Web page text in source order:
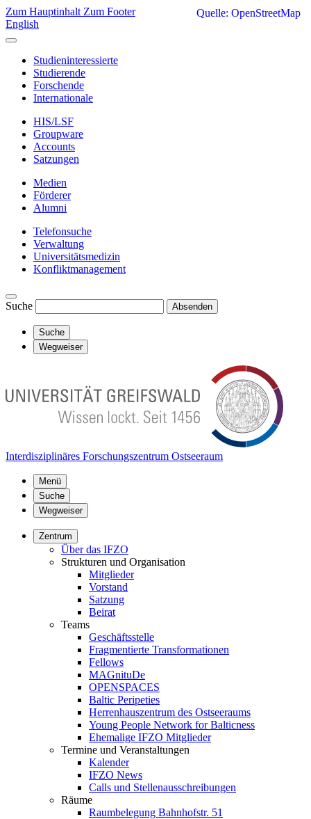
Zum Hauptinhalt Zum Footer
English
Studieninteressierte
Studierende
Forschende
Internationale
HIS/LSF
Groupware
Accounts
Satzungen
Medien
Förderer
Alumni
Telefonsuche
Verwaltung
Universitätsmedizin
Konfliktmanagement
Suche Absenden
Suche
Wegweiser
Interdisziplinäres Forschungszentrum Ostseeraum
Menü
Suche
Wegweiser
Zentrum
Über das IFZO
Strukturen und Organisation
Mitglieder
Vorstand
Satzung
Beirat
Teams
Geschäftsstelle
Fragmentierte Transformationen
Fellows
MAGnituDe
OPENSPACES
Baltic Peripeties
Herrenhauszentrum des Ostseeraums
Young People Network for Balticness
Ehemalige IFZO Mitglieder
Termine und Veranstaltungen
Kalender
IFZO News
Calls und Stellenausschreibungen
Räume
Raumbelegung Bahnhofstr. 51
Quelle: OpenStreetMap